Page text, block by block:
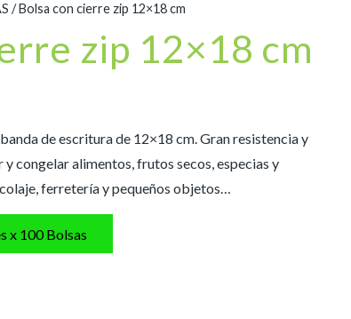
/ Bolsa con cierre zip 12×18 cm
zip 12×18 cm
de escritura de 12×18 cm. Gran resistencia y
congelar alimentos, frutos secos, especias y
ferretería y pequeños objetos…
x 100 Bolsas